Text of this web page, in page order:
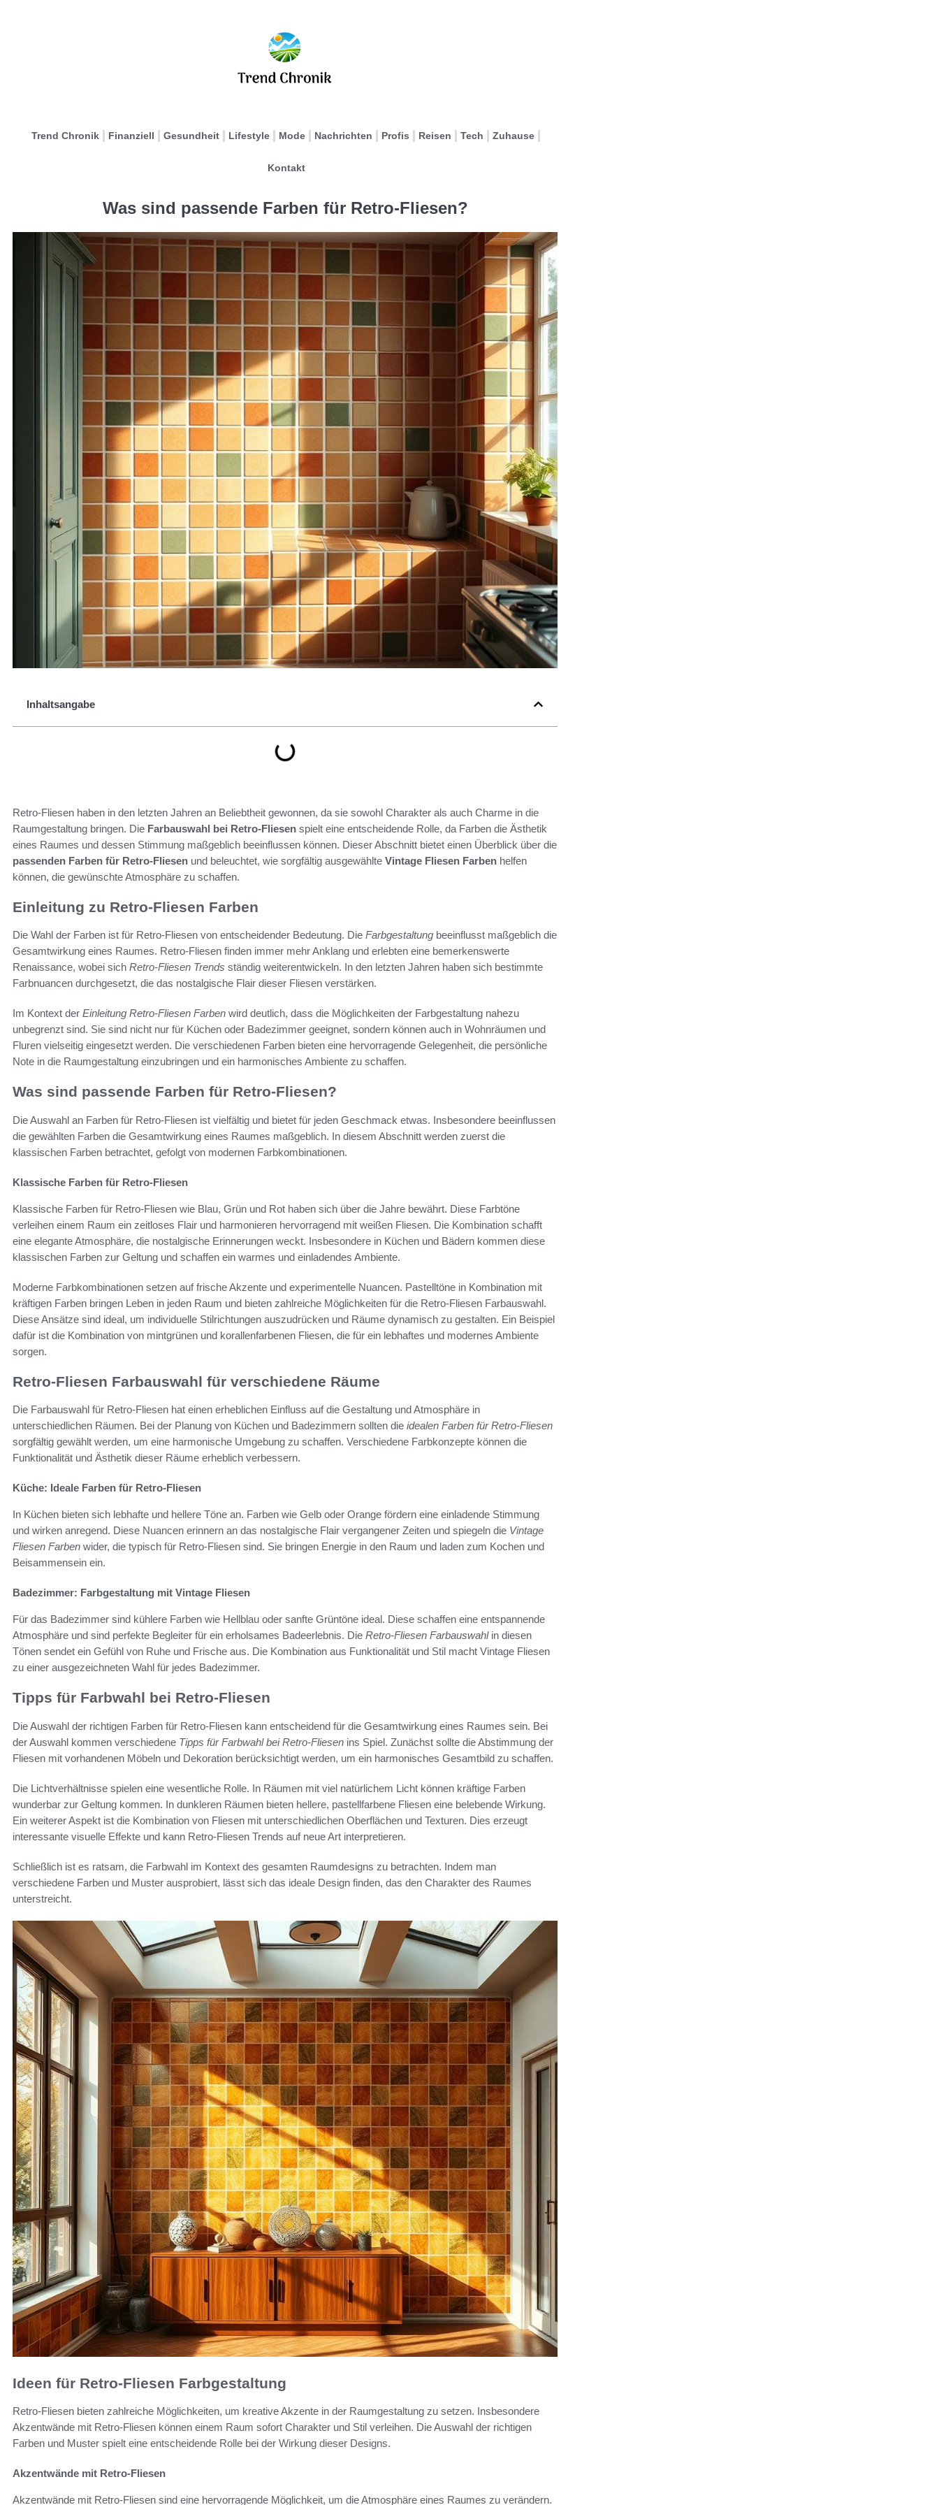
Trend Chronik Finanziell Gesundheit Lifestyle Mode Nachrichten Profis Reisen Tech Zuhause
Kontakt
Was sind passende Farben für Retro-Fliesen?
Inhaltsangabe
Retro-Fliesen haben in den letzten Jahren an Beliebtheit gewonnen, da sie sowohl Charakter als auch Charme in die
Raumgestaltung bringen. Die Farbauswahl bei Retro-Fliesen spielt eine entscheidende Rolle, da Farben die Ästhetik
eines Raumes und dessen Stimmung maßgeblich beeinflussen können. Dieser Abschnitt bietet einen Überblick über die
passenden Farben für Retro-Fliesen und beleuchtet, wie sorgfältig ausgewählte Vintage Fliesen Farben helfen
können, die gewünschte Atmosphäre zu schaffen.
Einleitung zu Retro-Fliesen Farben
Die Wahl der Farben ist für Retro-Fliesen von entscheidender Bedeutung. Die Farbgestaltung beeinflusst maßgeblich die
Gesamtwirkung eines Raumes. Retro-Fliesen finden immer mehr Anklang und erlebten eine bemerkenswerte
Renaissance, wobei sich Retro-Fliesen Trends ständig weiterentwickeln. In den letzten Jahren haben sich bestimmte
Farbnuancen durchgesetzt, die das nostalgische Flair dieser Fliesen verstärken.
Im Kontext der Einleitung Retro-Fliesen Farben wird deutlich, dass die Möglichkeiten der Farbgestaltung nahezu
unbegrenzt sind. Sie sind nicht nur für Küchen oder Badezimmer geeignet, sondern können auch in Wohnräumen und
Fluren vielseitig eingesetzt werden. Die verschiedenen Farben bieten eine hervorragende Gelegenheit, die persönliche
Note in die Raumgestaltung einzubringen und ein harmonisches Ambiente zu schaffen.
Was sind passende Farben für Retro-Fliesen?
Die Auswahl an Farben für Retro-Fliesen ist vielfältig und bietet für jeden Geschmack etwas. Insbesondere beeinflussen
die gewählten Farben die Gesamtwirkung eines Raumes maßgeblich. In diesem Abschnitt werden zuerst die
klassischen Farben betrachtet, gefolgt von modernen Farbkombinationen.
Klassische Farben für Retro-Fliesen
Klassische Farben für Retro-Fliesen wie Blau, Grün und Rot haben sich über die Jahre bewährt. Diese Farbtöne
verleihen einem Raum ein zeitloses Flair und harmonieren hervorragend mit weißen Fliesen. Die Kombination schafft
eine elegante Atmosphäre, die nostalgische Erinnerungen weckt. Insbesondere in Küchen und Bädern kommen diese
klassischen Farben zur Geltung und schaffen ein warmes und einladendes Ambiente.
Moderne Farbkombinationen setzen auf frische Akzente und experimentelle Nuancen. Pastelltöne in Kombination mit
kräftigen Farben bringen Leben in jeden Raum und bieten zahlreiche Möglichkeiten für die Retro-Fliesen Farbauswahl.
Diese Ansätze sind ideal, um individuelle Stilrichtungen auszudrücken und Räume dynamisch zu gestalten. Ein Beispiel
dafür ist die Kombination von mintgrünen und korallenfarbenen Fliesen, die für ein lebhaftes und modernes Ambiente
sorgen.
Retro-Fliesen Farbauswahl für verschiedene Räume
Die Farbauswahl für Retro-Fliesen hat einen erheblichen Einfluss auf die Gestaltung und Atmosphäre in
unterschiedlichen Räumen. Bei der Planung von Küchen und Badezimmern sollten die idealen Farben für Retro-Fliesen
sorgfältig gewählt werden, um eine harmonische Umgebung zu schaffen. Verschiedene Farbkonzepte können die
Funktionalität und Ästhetik dieser Räume erheblich verbessern.
Küche: Ideale Farben für Retro-Fliesen
In Küchen bieten sich lebhafte und hellere Töne an. Farben wie Gelb oder Orange fördern eine einladende Stimmung
und wirken anregend. Diese Nuancen erinnern an das nostalgische Flair vergangener Zeiten und spiegeln die Vintage
Fliesen Farben wider, die typisch für Retro-Fliesen sind. Sie bringen Energie in den Raum und laden zum Kochen und
Beisammensein ein.
Badezimmer: Farbgestaltung mit Vintage Fliesen
Für das Badezimmer sind kühlere Farben wie Hellblau oder sanfte Grüntöne ideal. Diese schaffen eine entspannende
Atmosphäre und sind perfekte Begleiter für ein erholsames Badeerlebnis. Die Retro-Fliesen Farbauswahlin diesen
Tönen sendet ein Gefühl von Ruhe und Frische aus. Die Kombination aus Funktionalität und Stil macht Vintage Fliesen
zu einer ausgezeichneten Wahl für jedes Badezimmer.
Tipps für Farbwahl bei Retro-Fliesen
Die Auswahl der richtigen Farben für Retro-Fliesen kann entscheidend für die Gesamtwirkung eines Raumes sein. Bei
der Auswahl kommen verschiedene Tipps für Farbwahl bei Retro-Fliesen ins Spiel. Zunächst sollte die Abstimmung der
Fliesen mit vorhandenen Möbeln und Dekoration berücksichtigt werden, um ein harmonisches Gesamtbild zu schaffen.
Die Lichtverhältnisse spielen eine wesentliche Rolle. In Räumen mit viel natürlichem Licht können kräftige Farben
wunderbar zur Geltung kommen. In dunkleren Räumen bieten hellere, pastellfarbene Fliesen eine belebende Wirkung.
Ein weiterer Aspekt ist die Kombination von Fliesen mit unterschiedlichen Oberflächen und Texturen. Dies erzeugt
interessante visuelle Effekte und kann Retro-Fliesen Trends auf neue Art interpretieren.
Schließlich ist es ratsam, die Farbwahl im Kontext des gesamten Raumdesigns zu betrachten. Indem man
verschiedene Farben und Muster ausprobiert, lässt sich das ideale Design finden, das den Charakter des Raumes
unterstreicht.
Ideen für Retro-Fliesen Farbgestaltung
Retro-Fliesen bieten zahlreiche Möglichkeiten, um kreative Akzente in der Raumgestaltung zu setzen. Insbesondere
Akzentwände mit Retro-Fliesen können einem Raum sofort Charakter und Stil verleihen. Die Auswahl der richtigen
Farben und Muster spielt eine entscheidende Rolle bei der Wirkung dieser Designs.
Akzentwände mit Retro-Fliesen
Akzentwände mit Retro-Fliesen sind eine hervorragende Möglichkeit, um die Atmosphäre eines Raumes zu verändern.